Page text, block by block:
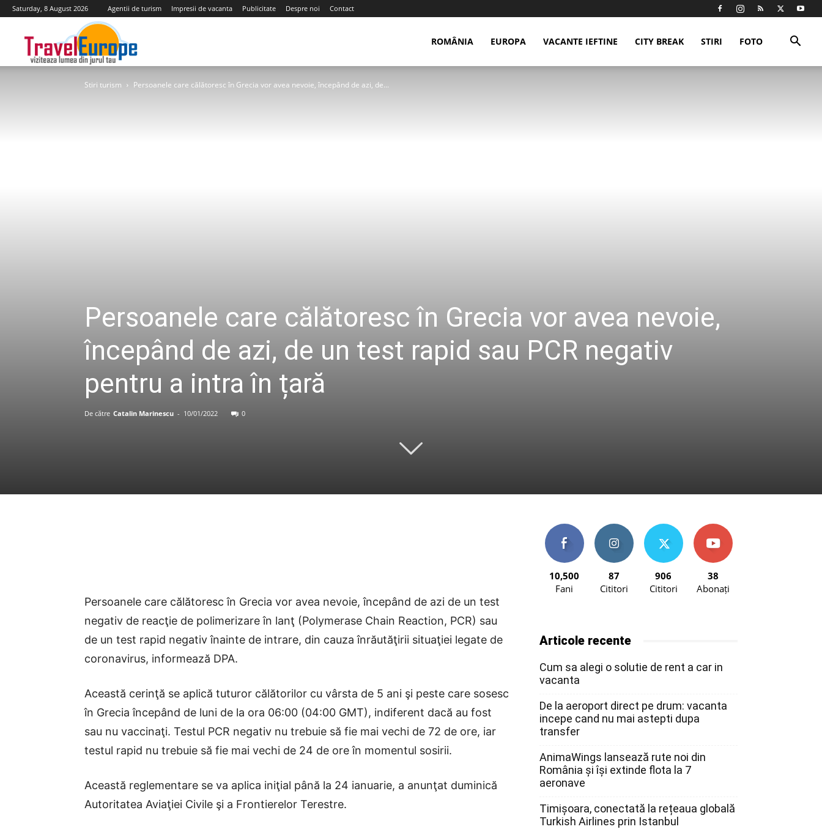
Saturday, 8 August 2026 Agentii de turism Impresii de vacanta Publicitate Despre noi Contact
Europe
ROMÂNIA EUROPA VACANTE IEFTINE CITY BREAK STIRI FOTO
Stiri turism Persoanele care călătoresc în Grecia vor avea nevoie, începând de azi, de...
Persoanele care călătoresc în Grecia vor avea nevoie,
începând de azi, de un test rapid sau PCR negativ
pentru a intra în țară
De către Catalin Marinescu - 10/01/2022 0
Persoanele care călătoresc în Grecia vor avea nevoie, începând de azi de un test
negativ de reacţie de polimerizare în lanţ (Polymerase Chain Reaction, PCR) sau
de un test rapid negativ înainte de intrare, din cauza înrăutăţirii situaţiei legate de
coronavirus, informează DPA.
Această cerinţă se aplică tuturor călătorilor cu vârsta de 5 ani şi peste care sosesc
în Grecia începând de luni de la ora 06:00 (04:00 GMT), indiferent dacă au fost
sau nu vaccinaţi. Testul PCR negativ nu trebuie să fie mai vechi de 72 de ore, iar
testul rapid nu trebuie să fie mai vechi de 24 de ore în momentul sosirii.
Această reglementare se va aplica iniţial până la 24 ianuarie, a anunţat duminică
Autoritatea Aviaţiei Civile şi a Frontierelor Terestre.
10,500
Fani
87
Cititori
906
Cititori
38
Abonați
Articole recente
Cum sa alegi o solutie de rent a car in
vacanta
De la aeroport direct pe drum: vacanta
incepe cand nu mai astepti dupa
transfer
AnimaWings lansează rute noi din
România și își extinde flota la 7
aeronave
Timișoara, conectată la rețeaua globală
Turkish Airlines prin Istanbul